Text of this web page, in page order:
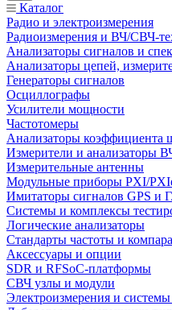
Каталог
Радио и электроизмерения
Радиоизмерения и ВЧ/СВЧ-
Анализаторы сигналов и
Анализаторы цепей,
Генераторы сигналов
Осциллографы
Усилители мощности
Частотомеры
Анализаторы коэффициента
Измерители и анализаторы
Измерительные антенны
Модульные приборы PXI/
Имитаторы сигналов GPS
Системы и комплексы
Логические анализаторы
Стандарты частоты и
Аксессуары и опции
SDR и RFSoC‑платформы
СВЧ узлы и модули
Электроизмерения и